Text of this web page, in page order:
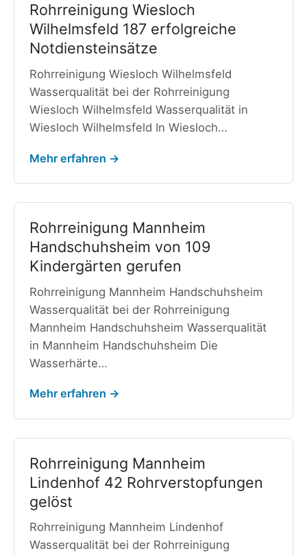
Rohrreinigung Wiesloch
Wilhelmsfeld 187 erfolgreiche
Notdiensteinsätze
Rohrreinigung Wiesloch Wilhelmsfeld
Wasserqualität bei der Rohrreinigung
Wiesloch Wilhelmsfeld Wasserqualität in
Wiesloch Wilhelmsfeld In Wiesloch…
Mehr erfahren →
Rohrreinigung Mannheim
Handschuhsheim von 109
Kindergärten gerufen
Rohrreinigung Mannheim Handschuhsheim
Wasserqualität bei der Rohrreinigung
Mannheim Handschuhsheim Wasserqualität
in Mannheim Handschuhsheim Die
Wasserhärte…
Mehr erfahren →
Rohrreinigung Mannheim
Lindenhof 42 Rohrverstopfungen
gelöst
Rohrreinigung Mannheim Lindenhof
Wasserqualität bei der Rohrreinigung